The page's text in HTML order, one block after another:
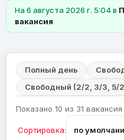
На 6 августа 2026 г. 5:04 в
вакансия
Полный день
Свободный (2/2, 3/3, 5/
Показано 10 из 31 вакансия
Сортировка: